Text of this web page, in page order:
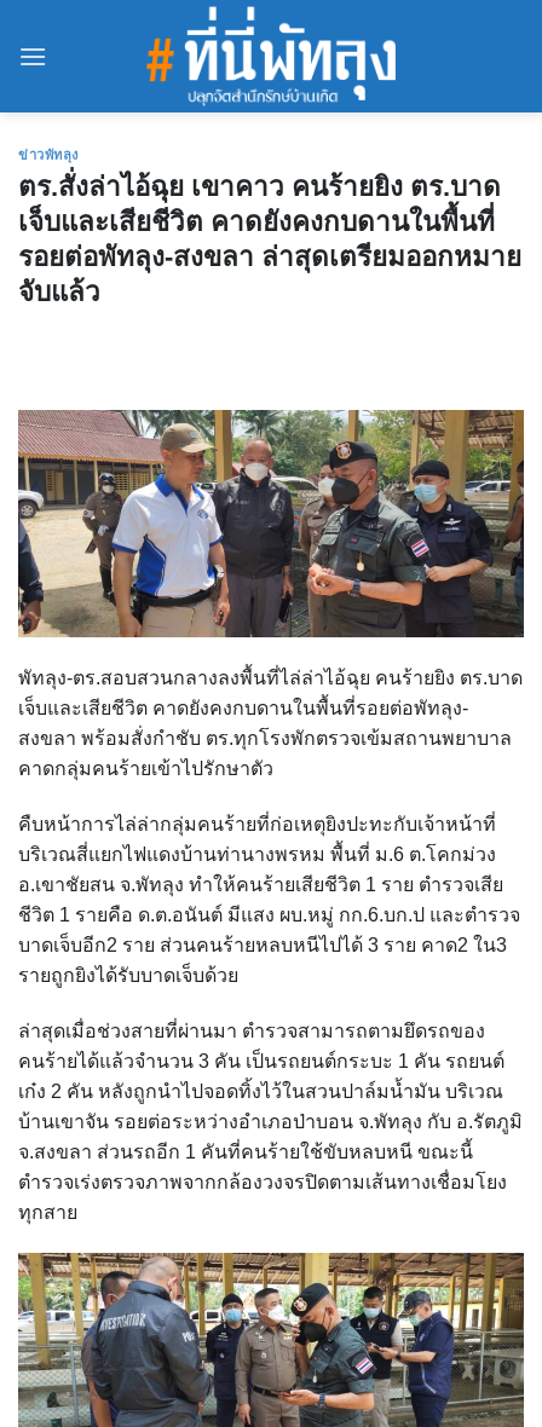
ข่าวพัทลุง
ตร.สั่งล่าไอ้ฉุย เขาคาว คนร้ายยิง ตร.บาด
เจ็บและเสียชีวิต คาดยังคงกบดานในพื้นที่
รอยต่อพัทลุง-สงขลา ล่าสุดเตรียมออกหมาย
จับแล้ว
พัทลุง-ตร.สอบสวนกลางลงพื้นที่ไล่ล่าไอ้ฉุย คนร้ายยิง ตร.บาด
เจ็บและเสียชีวิต คาดยังคงกบดานในพื้นที่รอยต่อพัทลุง-
สงขลา พร้อมสั่งกำชับ ตร.ทุกโรงพักตรวจเข้มสถานพยาบาล
คาดกลุ่มคนร้ายเข้าไปรักษาตัว
คืบหน้าการไล่ล่ากลุ่มคนร้ายที่ก่อเหตุยิงปะทะกับเจ้าหน้าที่
บริเวณสี่แยกไฟแดงบ้านท่านางพรหม พื้นที่ ม.6 ต.โคกม่วง
อ.เขาชัยสน จ.พัทลุง ทำให้คนร้ายเสียชีวิต 1 ราย ตำรวจเสีย
ชีวิต 1 รายคือ ด.ต.อนันต์ มีแสง ผบ.หมู่ กก.6.บก.ป และตำรวจ
บาดเจ็บอีก2 ราย ส่วนคนร้ายหลบหนีไปได้ 3 ราย คาด2 ใน3
รายถูกยิงได้รับบาดเจ็บด้วย
ล่าสุดเมื่อช่วงสายที่ผ่านมา ตำรวจสามารถตามยึดรถของ
คนร้ายได้แล้วจำนวน 3 คัน เป็นรถยนต์กระบะ 1 คัน รถยนต์
เก๋ง 2 คัน หลังถูกนำไปจอดทิ้งไว้ในสวนปาล์มน้ำมัน บริเวณ
บ้านเขาจัน รอยต่อระหว่างอำเภอป่าบอน จ.พัทลุง กับ อ.รัตภูมิ
จ.สงขลา ส่วนรถอีก 1 คันที่คนร้ายใช้ขับหลบหนี ขณะนี้
ตำรวจเร่งตรวจภาพจากกล้องวงจรปิดตามเส้นทางเชื่อมโยง
ทุกสาย